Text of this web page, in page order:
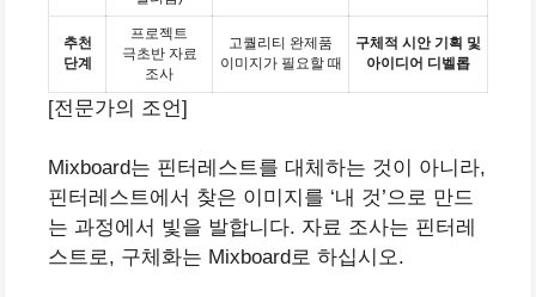
추천
단계
프로젝트
극초반 자료
조사
고퀄리티 완제품
이미지가 필요할 때
구체적 시안 기획 및
아이디어 디벨롭
[전문가의 조언]
Mixboard는 핀터레스트를 대체하는 것이 아니라,
핀터레스트에서 찾은 이미지를 ‘내 것’으로 만드
는 과정에서 빛을 발합니다. 자료 조사는 핀터레
스트로, 구체화는 Mixboard로 하십시오.